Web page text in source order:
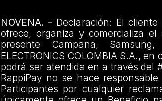
NOVENA. – Declaración: El
ofrece, organiza y comercializa
presente Campaña,
ELECTRONICS COLOMBIA S.A.,
podrá ser atendida en a través del
RappiPay no se hace
Participantes por cualquier